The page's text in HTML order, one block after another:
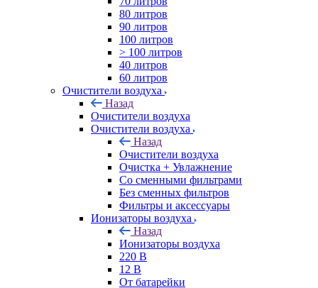
80 литров
90 литров
100 литров
> 100 литров
40 литров
60 литров
Очистители воздуха
Назад
Очистители воздуха
Очистители воздуха
Назад
Очистители воздуха
Очистка + Увлажнение
Cо сменными фильтрами
Без сменных фильтров
Фильтры и аксессуары
Ионизаторы воздуха
Назад
Ионизаторы воздуха
220 В
12 В
От батарейки